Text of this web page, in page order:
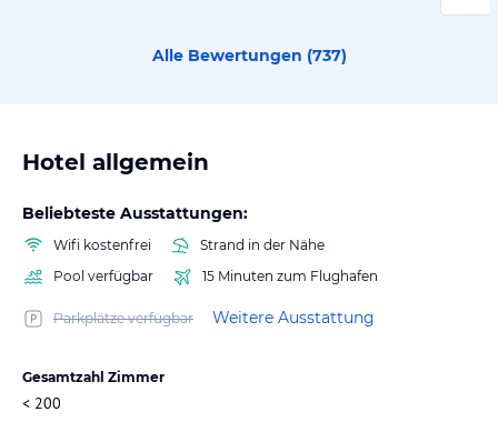
Alle Bewertungen (737)
Hotel allgemein
Beliebteste Ausstattungen:
Wifi kostenfrei
Strand in der Nähe
Pool verfügbar
15 Minuten zum Flughafen
Parkplätze verfügbar Weitere Ausstattung
Gesamtzahl Zimmer
< 200